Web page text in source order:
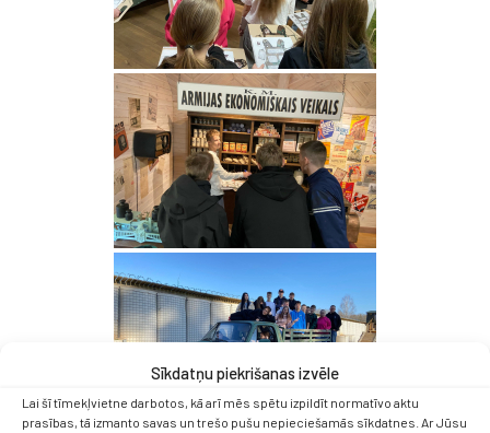
Sīkdatņu piekrišanas izvēle
Lai šī tīmekļvietne darbotos, kā arī mēs spētu izpildīt normatīvo aktu
prasības, tā izmanto savas un trešo pušu nepieciešamās sīkdatnes. Ar Jūsu